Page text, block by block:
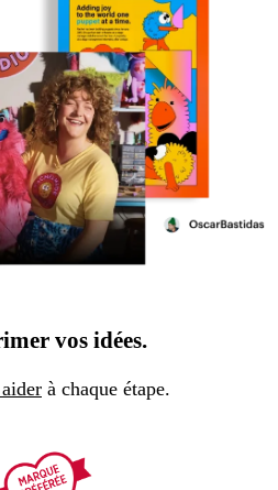
vos idées.
à chaque étape.